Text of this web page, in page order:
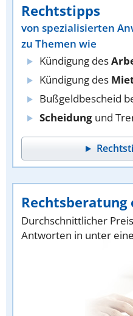
Rechtstipps
von spezialisierten
zu Themen wie
Kündigung des
Kündigung des
Bußgeldbescheid
Scheidung und
Rechtsberatung
Durchschnittlicher
Antworten in unter